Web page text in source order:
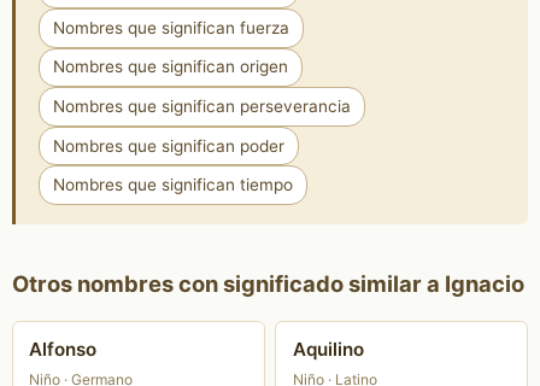
Nombres que significan fuerza
Nombres que significan origen
Nombres que significan perseverancia
Nombres que significan poder
Nombres que significan tiempo
Otros nombres con significado similar a Ignacio
Alfonso
Niño · Germano
Aquilino
Niño · Latino